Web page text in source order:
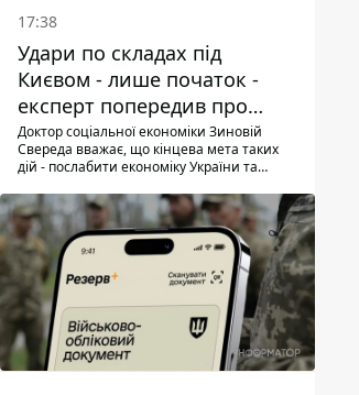
17:38
Удари по складах під
Києвом - лише початок -
експерт попередив про
нову загрозу
Доктор соціальної економіки Зиновій
Свереда вважає, що кінцева мета таких
дій - послабити економіку України та
регіони